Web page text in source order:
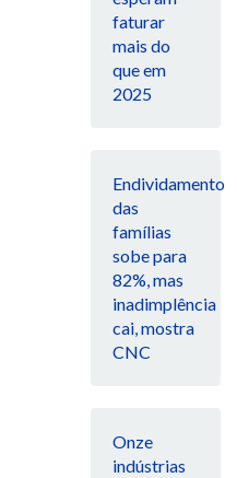
faturar
mais do
que em
2025
Endividamento
das
famílias
sobe para
82%, mas
inadimplência
cai, mostra
CNC
Onze
indústrias